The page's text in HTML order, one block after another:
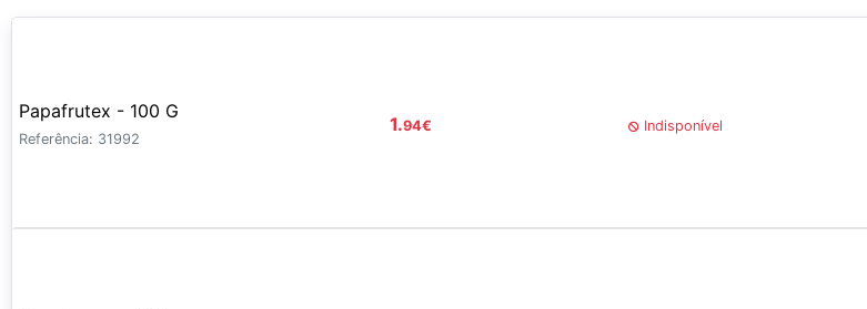
Papafrutex - 100 G
Referência: 31992
1.94€ Indisponível